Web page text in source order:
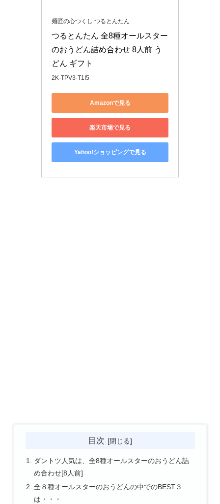
麺匠の心つくし つるとんたん
つるとんたん 全8種オールスター
のおうどん詰め合わせ 8人前 う
どん ギフト
2K-TPV3-T1I5
Amazonで見る
楽天市場で見る
Yahoo!ショッピングで見る
目次
ダントツ人気は、全8種オールスターのおうどん詰
め合わせ[8人前]
全８種オールスターのおうどんの中でのBEST３
は・・・